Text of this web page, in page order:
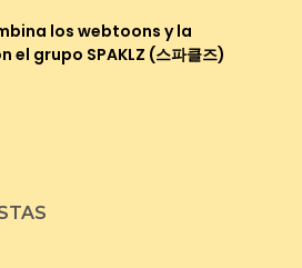
los webtoons y la
el grupo SPAKLZ (스파클즈)